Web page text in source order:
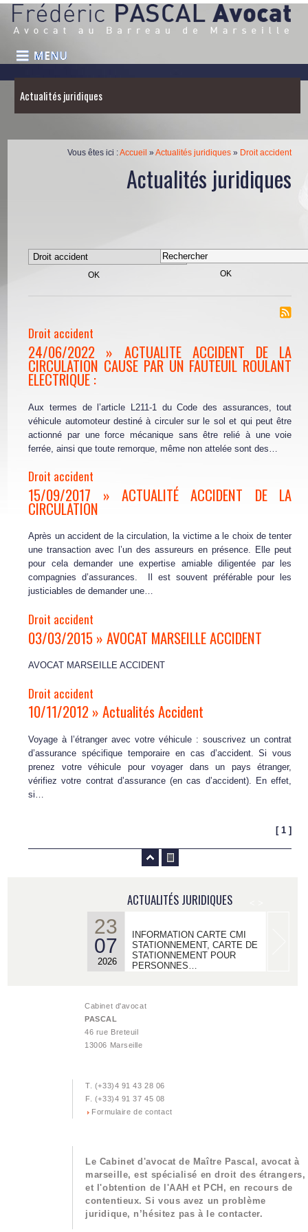
Actualités juridiques
Vous êtes ici :Accueil »Actualités juridiques » Droit accident
Actualités juridiques
Droit accident
24/06/2022 » ACTUALITE ACCIDENT DE LA
CIRCULATION CAUSE PAR UN FAUTEUIL ROULANT
ELECTRIQUE :
Aux termes de l’article L211-1 du Code des assurances, tout
véhicule automoteur destiné à circuler sur le sol et qui peut être
actionné par une force mécanique sans être relié à une voie
ferrée, ainsi que toute remorque, même non attelée sont des…
Droit accident
15/09/2017 » ACTUALITÉ ACCIDENT DE LA
CIRCULATION
Après un accident de la circulation, la victime a le choix de tenter
une transaction avec l’un des assureurs en présence. Elle peut
pour cela demander une expertise amiable diligentée par les
compagnies d’assurances. Il est souvent préférable pour les
justiciables de demander une…
Droit accident
03/03/2015 » AVOCAT MARSEILLE ACCIDENT
AVOCAT MARSEILLE ACCIDENT
Droit accident
10/11/2012 » Actualités Accident
Voyage à l’étranger avec votre véhicule : souscrivez un contrat
d’assurance spécifique temporaire en cas d’accident. Si vous
prenez votre véhicule pour voyager dans un pays étranger,
vérifiez votre contrat d’assurance (en cas d’accident). En effet,
si…
[ 1 ]
ACTUALITÉS JURIDIQUES
23
07
2026
INFORMATION CARTE CMI
STATIONNEMENT, CARTE DE
STATIONNEMENT POUR
PERSONNES…
06
MAJORATION POUR LA VIE
2026
LE RECOURS DALO
02
2026
25
03
ACTUALISATION INVALIDITE
HANDICAP
Cabinet d'avocat
PASCAL
46 rue Breteuil
13006 Marseille
T. (+33)4 91 43 28 06
F. (+33)4 91 37 45 08
Formulaire de contact
Le Cabinet d'avocat de Maître Pascal, avocat à
marseille, est spécialisé en droit des étrangers,
et l'obtention de l'AAH et PCH, en recours de
contentieux. Si vous avez un problème
juridique, n’hésitez pas à le contacter.